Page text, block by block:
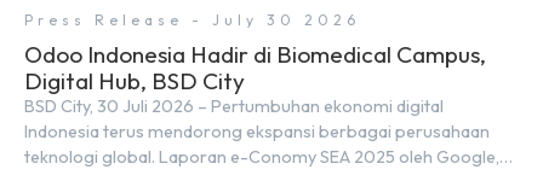
Press Release - July 30 2026
Odoo Indonesia Hadir di Biomedical Campus,
Digital Hub, BSD City
BSD City, 30 Juli 2026 – Pertumbuhan ekonomi digital
Indonesia terus mendorong ekspansi berbagai perusahaan
teknologi global. Laporan e-Conomy SEA 2025 oleh Google,